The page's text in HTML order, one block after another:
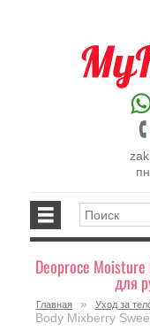
Deoproce
для
Главная » Уход за
Body Mixberry